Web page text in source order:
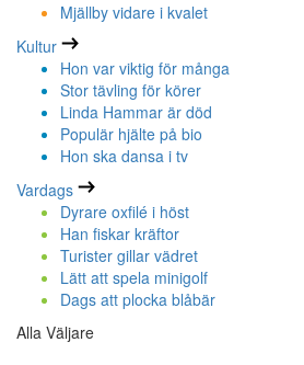
Mjällby vidare i kvalet
Kultur
Hon var viktig för många
Stor tävling för körer
Linda Hammar är död
Populär hjälte på bio
Hon ska dansa i tv
Vardags
Dyrare oxfilé i höst
Han fiskar kräftor
Turister gillar vädret
Lätt att spela minigolf
Dags att plocka blåbär
Alla Väljare